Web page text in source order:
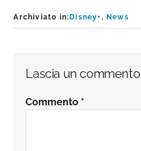
Archiviato in: Disney+, News
Interazioni
del
Lascia un commento
Commento *